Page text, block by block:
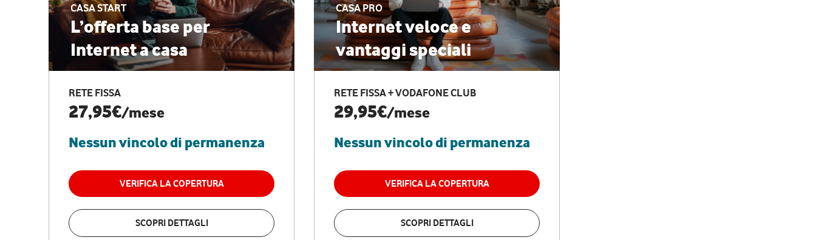
CASA START
L’offerta base per
Internet a casa
RETE FISSA
27,95€/mese
Nessun vincolo di permanenza
VERIFICA LA COPERTURA
SCOPRI DETTAGLI
CASA PRO
Internet veloce e
vantaggi speciali
RETE FISSA + VODAFONE CLUB
29,95€/mese
Nessun vincolo di permanenza
VERIFICA LA COPERTURA
SCOPRI DETTAGLI